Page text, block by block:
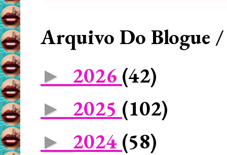
Arquivo Do Blogue
► 2026 (42)
► 2025 (102)
► 2024 (58)